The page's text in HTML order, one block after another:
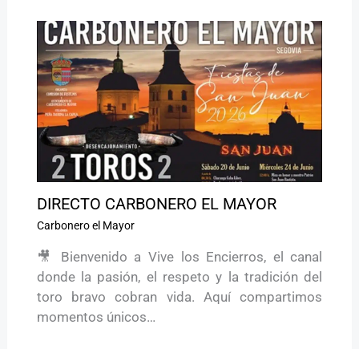
DIRECTO CARBONERO EL MAYOR
Carbonero el Mayor
🎥 Bienvenido a Vive los Encierros, el canal
donde la pasión, el respeto y la tradición del
toro bravo cobran vida. Aquí compartimos
momentos únicos…